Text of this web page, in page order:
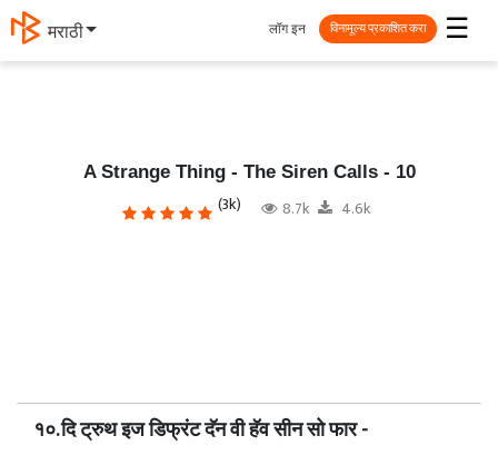
தமிழ் ☰
लॉग इन विनामूल्य प्रकाशित करा
A Strange Thing - The Siren Calls - 10
(3k) 8.7k 4.6k
१०. दि ट्रुथ इज डिफ्रंट दॅन वी हॅव सीन सो फार -